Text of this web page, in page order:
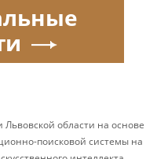
области на основе
поисковой системы на